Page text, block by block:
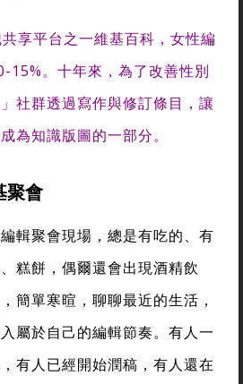
享平台之一維基百科，女性編
15%。十年來，為了改善性別
社群透過寫作與修訂條目，讓
為知識版圖的一部分。
聚會
輯聚會現場，總是有吃的、有
糕餅，偶爾還會出現酒精飲
簡單寒暄，聊聊最近的生活，
屬於自己的編輯節奏。有人一
有人已經開始潤稿，有人還在